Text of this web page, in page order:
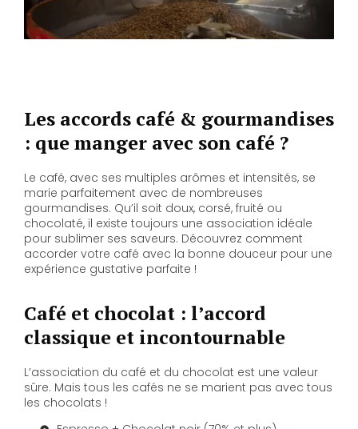
Les accords café & gourmandises
: que manger avec son café ?
Le café, avec ses multiples arômes et intensités, se
marie parfaitement avec de nombreuses
gourmandises. Qu’il soit doux, corsé, fruité ou
chocolaté, il existe toujours une association idéale
pour sublimer ses saveurs. Découvrez comment
accorder votre café avec la bonne douceur pour une
expérience gustative parfaite !
Café et chocolat : l’accord
classique et incontournable
L’association du café et du chocolat est une valeur
sûre. Mais tous les cafés ne se marient pas avec tous
les chocolats !